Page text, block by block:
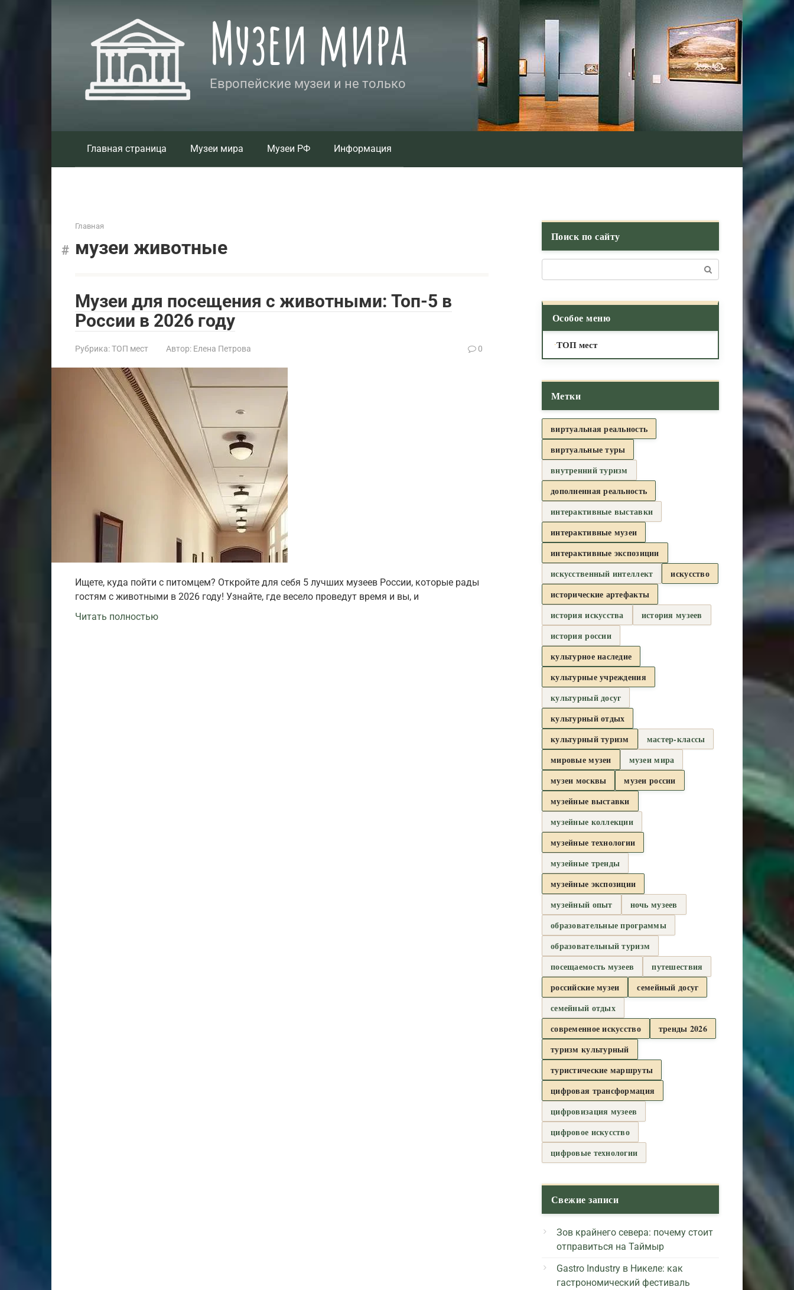
Музеи мира
Европейские музеи и не только
Главная страница Музеи мира Музеи РФ Информация
Главная
музеи животные
Музеи для посещения с животными: Топ-5 в
России в 2026 году
Рубрика:ТОП мест Автор: Елена Петрова 0
Ищете, куда пойти с питомцем? Откройте для себя 5 лучших музеев России, которые рады
гостям с животными в 2026 году! Узнайте, где весело проведут время и вы, и
Читать полностью
Поиск по сайту
Особое меню
ТОП мест
Метки
виртуальная реальность
виртуальные туры
внутренний туризм
дополненная реальность
интерактивные выставки
интерактивные музеи
интерактивные экспозиции
искусственный интеллект
искусство
исторические артефакты
история искусства
история музеев
история россии
культурное наследие
культурные учреждения
культурный досуг
культурный отдых
культурный туризм
мастер-классы
мировые музеи
музеи мира
музеи москвы
музеи россии
музейные выставки
музейные коллекции
музейные технологии
музейные тренды
музейные экспозиции
музейный опыт
ночь музеев
образовательные программы
образовательный туризм
посещаемость музеев
путешествия
российские музеи
семейный досуг
семейный отдых
современное искусство
тренды 2026
туризм культурный
туристические маршруты
цифровая трансформация
цифровизация музеев
цифровое искусство
цифровые технологии
Свежие записи
Зов крайнего севера: почему стоит
отправиться на Таймыр
Gastro Industry в Никеле: как
гастрономический фестиваль